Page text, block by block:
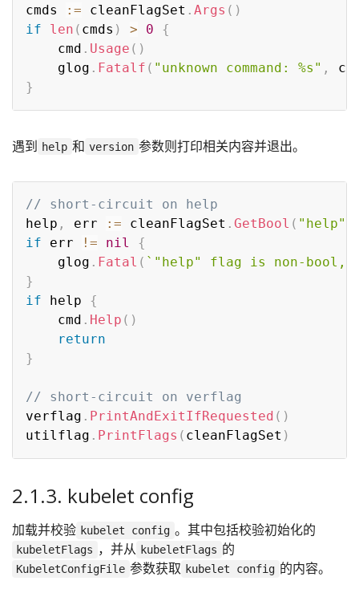
cmds := cleanFlagSet . Args ( )
if
len ( cmds ) > 0
{
	cmd
. Usage ( )
	glog
. Fatalf ( "unknown command: %s" ,
}
遇到 help 和 version 参数则打印相关内容并退出。
// short-circuit on help
help , err := cleanFlagSet . GetBool ( "help"
if err != nil
{
	glog
. Fatal ( `"help" flag is non-bool,
}
if help {
	cmd
. Help ( )
return
}
// short-circuit on verflag
verflag . PrintAndExitIfRequested ( )
utilflag . PrintFlags ( cleanFlagSet )
2.1.3. kubelet config
加载并校验 kubelet config 。其中包括校验初始化的
kubeletFlags ，并从 kubeletFlags 的
KubeletConfigFile 参数获取 kubelet config 的内容。